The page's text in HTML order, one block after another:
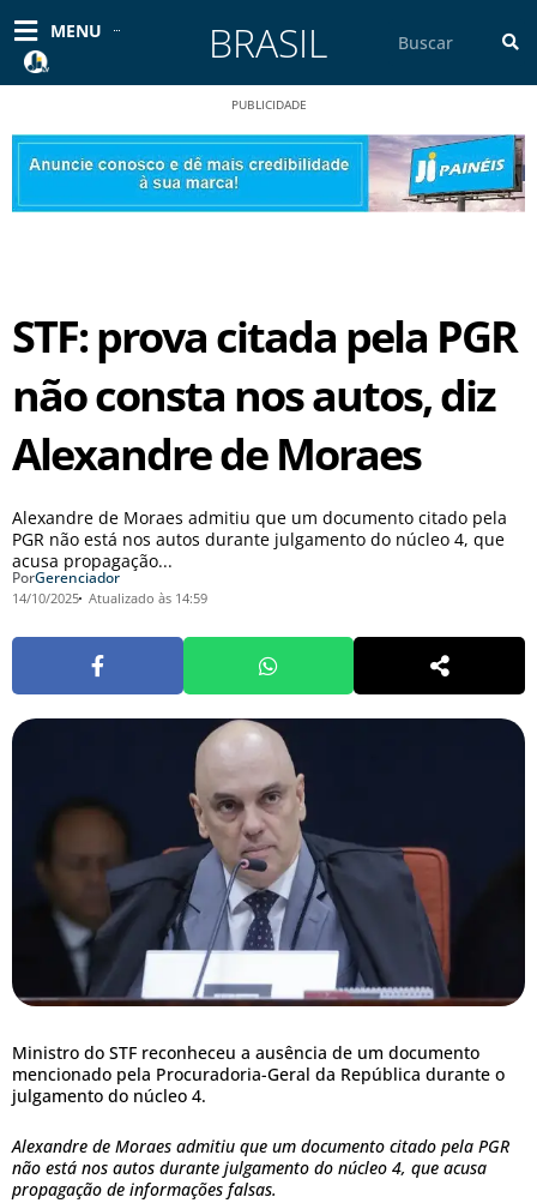
para
conteúdo
MENU BRASIL
PUBLICIDADE
STF: prova citada pela PGR
não consta nos autos, diz
Alexandre de Moraes
Alexandre de Moraes admitiu que um documento citado pela
PGR não está nos autos durante julgamento do núcleo 4, que
acusa propagação...
PorGerenciador
14/10/2025 Atualizado às 14:59
Ministro do STF reconheceu a ausência de um documento
mencionado pela Procuradoria-Geral da República durante o
julgamento do núcleo 4.
Alexandre de Moraes admitiu que um documento citado pela PGR
não está nos autos durante julgamento do núcleo 4, que acusa
propagação de informações falsas.